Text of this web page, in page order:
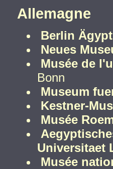
Allemagne
Berlin
Neues
Musée de
Bonn
Museum
Kestner-
Musée
Universitaet
Musée